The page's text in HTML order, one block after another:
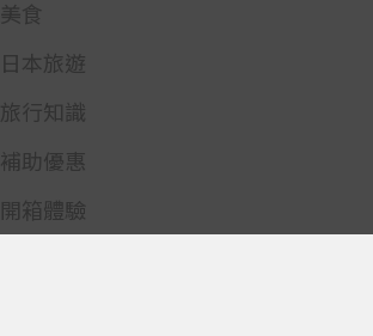
美食
日本旅遊
旅行知識
補助優惠
開箱體驗